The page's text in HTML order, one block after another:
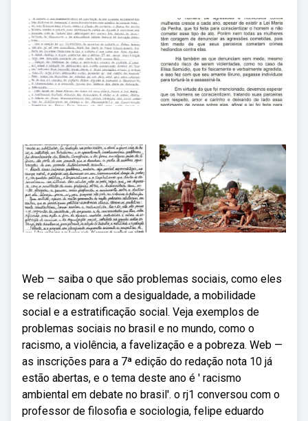
Web — saiba o que são problemas sociais, como eles
se relacionam com a desigualdade, a mobilidade
social e a estratificação social. Veja exemplos de
problemas sociais no brasil e no mundo, como o
racismo, a violência, a favelização e a pobreza. Web —
as inscrições para a 7ª edição do redação nota 10 já
estão abertas, e o tema deste ano é ' racismo
ambiental em debate no brasil'. o rj1 conversou com o
professor de filosofia e sociologia, felipe eduardo